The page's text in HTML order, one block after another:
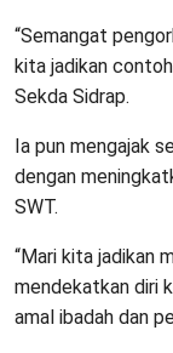
“Semangat
kita jadikan
Sekda Sidrap.
Ia pun mengajak
dengan
SWT.
“Mari kita jadikan
mendekatkan diri
amal ibadah dan